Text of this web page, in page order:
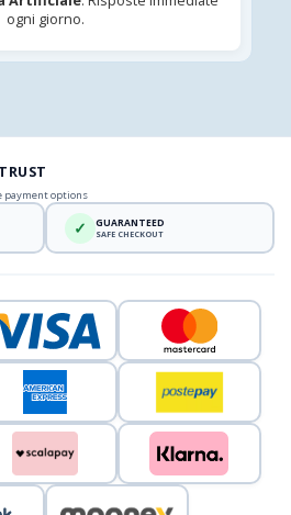
ogni giorno.
payment options
✓ GUARANTEED
SAFE CHECKOUT